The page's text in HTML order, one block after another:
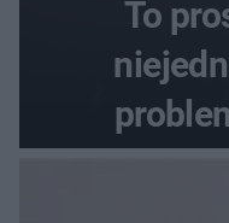
To